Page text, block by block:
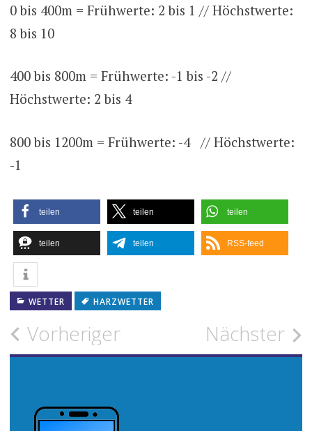
0 bis 400m = Frühwerte: 2 bis 1 // Höchstwerte:
8 bis 10
400 bis 800m = Frühwerte: -1 bis -2 //
Höchstwerte: 2 bis 4
800 bis 1200m = Frühwerte: -4 // Höchstwerte:
-1
teilen teilen teilen
teilen teilen RSS-feed
WETTER HARZWETTER
Beitragsnavigation
Vorheriger Nächster